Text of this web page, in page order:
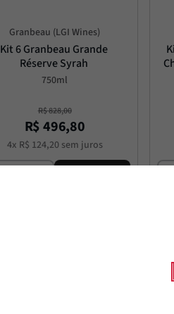
Granbeau (LGI Wines)
Kit 6 Granbeau Grande
Réserve Syrah
750ml
R$828,00
R$496,80
4x R$ 124,20sem juros